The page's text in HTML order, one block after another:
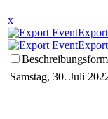
x
Samstag, 30. Juli